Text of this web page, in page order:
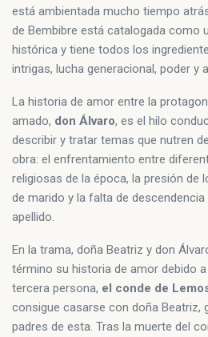
está ambientada mucho tiempo
de Bembibre está catalogada como
histórica y tiene todos los
intrigas, lucha generacional, poder y
La historia de amor entre la
amado, don Álvaro, es el hilo
describir y tratar temas que nutren
obra: el enfrentamiento entre
religiosas de la época, la presión de
de marido y la falta de
apellido.
En la trama, doña Beatriz y don
término su historia de amor debido
tercera persona, el conde de
consigue casarse con doña Beatriz,
padres de esta. Tras la muerte del